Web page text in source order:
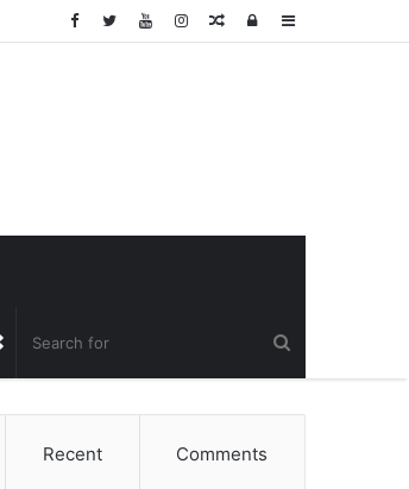
Sidebar
Log
Random
Random
Article
Recent Comments